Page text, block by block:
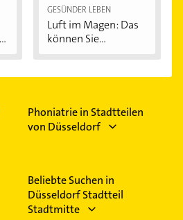
GESÜNDER LEBEN
Luft im Magen: Das
können Sie...
Phoniatrie in Stadtteilen
von Düsseldorf
Beliebte Suchen in
Düsseldorf Stadtteil
Stadtmitte